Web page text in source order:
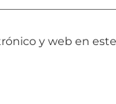
y web en